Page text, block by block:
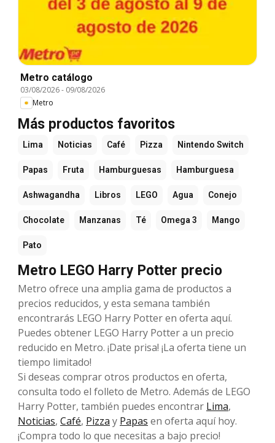
Metro catálogo
03/08/2026- 09/08/2026
Metro
Más productos favoritos
Lima Noticias Café Pizza Nintendo Switch
Papas Fruta Hamburguesas Hamburguesa
Ashwagandha Libros LEGO Agua Conejo
Chocolate Manzanas Té Omega 3 Mango
Pato
Metro LEGO Harry Potter precio
Metro ofrece una amplia gama de productos a
precios reducidos, y esta semana también
encontrarás LEGO Harry Potter en oferta aquí.
Puedes obtener LEGO Harry Potter a un precio
reducido en Metro. ¡Date prisa! ¡La oferta tiene un
tiempo limitado!
Si deseas comprar otros productos en oferta,
consulta todo el folleto de Metro. Además de LEGO
Harry Potter, también puedes encontrar Lima,
Noticias, Café, Pizza y Papas en oferta aquí hoy.
¡Compra todo lo que necesitas a bajo precio!